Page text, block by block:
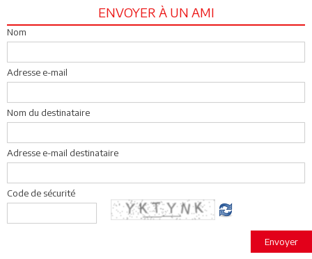
ENVOYER À UN AMI
Nom
Adresse e-mail
Nom du destinataire
Adresse e-mail destinataire
Code de sécurité
Envoyer